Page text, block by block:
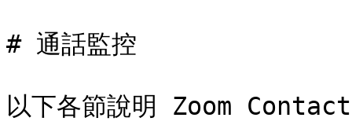
# 通話監控
以下各節說明 Zoom